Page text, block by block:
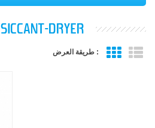
DRYER
طريقة العرض :